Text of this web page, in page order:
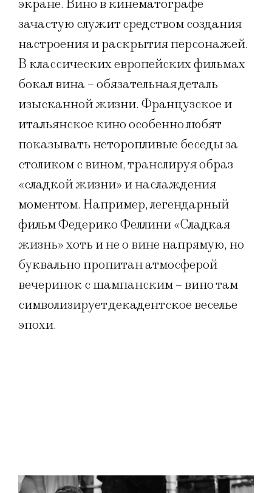
экране. Вино в кинематографе
зачастую служит средством создания
настроения и раскрытия персонажей.
В классических европейских фильмах
бокал вина – обязательная деталь
изысканной жизни. Французское и
итальянское кино особенно любят
показывать неторопливые беседы за
столиком с вином, транслируя образ
«сладкой жизни» и наслаждения
моментом. Например, легендарный
фильм Федерико Феллини «Сладкая
жизнь» хоть и не о вине напрямую, но
буквально пропитан атмосферой
вечеринок с шампанским – вино там
символизирует декадентское веселье
эпохи.